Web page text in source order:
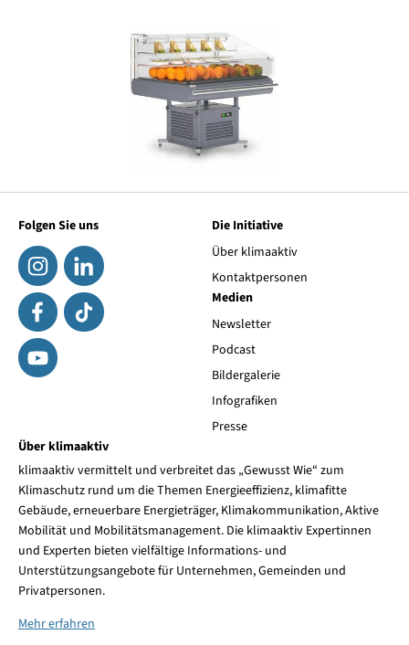
Folgen Sie uns
Die Initiative
Über klimaaktiv
Kontaktpersonen
Medien
Newsletter
Podcast
Bildergalerie
Infografiken
Presse
Über klimaaktiv
klimaaktiv vermittelt und verbreitet das „Gewusst Wie“ zum
Klimaschutz rund um die Themen Energieeffizienz, klimafitte
Gebäude, erneuerbare Energieträger, Klimakommunikation, Aktive
Mobilität und Mobilitätsmanagement. Die klimaaktiv Expertinnen
und Experten bieten vielfältige Informations- und
Unterstützungsangebote für Unternehmen, Gemeinden und
Privatpersonen.
Mehr erfahren